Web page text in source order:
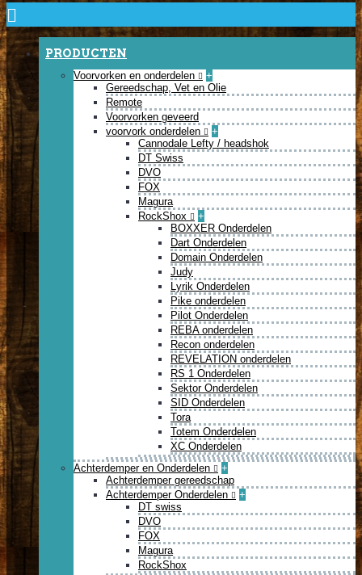
PRODUCTEN
Voorvorken en onderdelen
+
Gereedschap, Vet en Olie
Remote
Voorvorken geveerd
voorvork onderdelen
+
Cannodale Lefty / headshok
DT Swiss
DVO
FOX
Magura
RockShox
+
BOXXER Onderdelen
Dart Onderdelen
Domain Onderdelen
Judy
Lyrik Onderdelen
Pike onderdelen
Pilot Onderdelen
REBA onderdelen
Recon onderdelen
REVELATION onderdelen
RS 1 Onderdelen
Sektor Onderdelen
SID Onderdelen
Tora
Totem Onderdelen
XC Onderdelen
Achterdemper en Onderdelen
+
Achterdemper gereedschap
Achterdemper Onderdelen
+
DT swiss
DVO
FOX
Magura
RockShox